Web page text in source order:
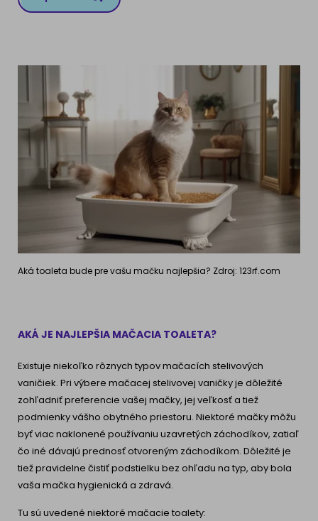
Aká toaleta bude pre vašu mačku najlepšia? Zdroj: 123rf.com
AKÁ JE NAJLEPŠIA MAČACIA TOALETA?
Existuje niekoľko rôznych typov mačacích stelivových
vaničiek. Pri výbere mačacej stelivovej vaničky je dôležité
zohľadniť preferencie vašej mačky, jej veľkosť a tiež
podmienky vášho obytného priestoru. Niektoré mačky môžu
byť viac naklonené používaniu uzavretých záchodíkov, zatiaľ
čo iné dávajú prednosť otvoreným záchodíkom. Dôležité je
tiež pravidelne čistiť podstielku bez ohľadu na typ, aby bola
vaša mačka hygienická a zdravá.
Tu sú uvedené niektoré mačacie toalety: